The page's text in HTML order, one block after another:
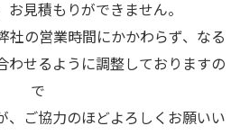
お見積もりができません。
社の営業時間にかかわらず、なる
わせるように調整しておりますの
で
、ご協力のほどよろしくお願いい